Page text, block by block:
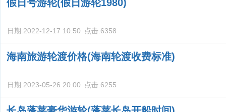
假日号游轮(假日游轮1980)
日期:2022-12-17 10:50 点击:6358
海南旅游轮渡价格(海南轮渡收费标准)
日期:2023-05-26 20:00 点击:6255